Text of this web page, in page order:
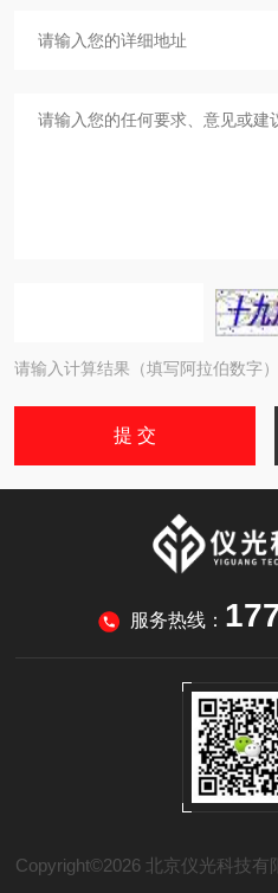
请输入计算结果（填写阿拉伯数字
服务热线：
Copyright©2026 北京仪光科技